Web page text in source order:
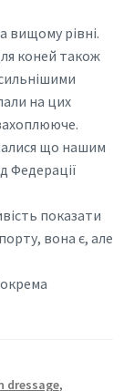
вищому рівні.
коней також
на цих
що нашим
Федерації
показати
вона є, але
dressage,